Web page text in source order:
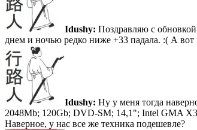
Idushy: Поздравляю с
днем и ночью редко ниже +33 падала. :( А вот
Idushy: Ну у меня тогда
2048Mb; 120Gb; DVD-SM; 14,1"; Intel GMA
Наверное, у нас все же техника подешевле?